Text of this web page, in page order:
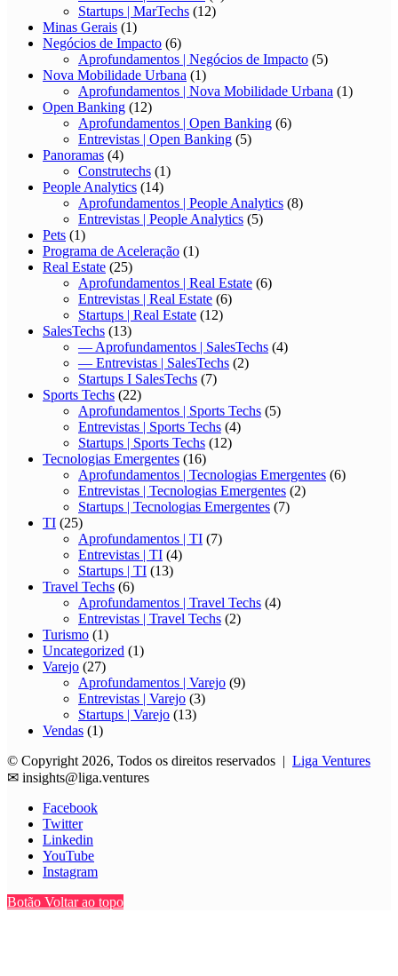
Startups | MarTechs (12)
Minas Gerais (1)
Negócios de Impacto (6)
Aprofundamentos | Negócios de Impacto (5)
Nova Mobilidade Urbana (1)
Aprofundamentos | Nova Mobilidade Urbana (1)
Open Banking (12)
Aprofundamentos | Open Banking (6)
Entrevistas | Open Banking (5)
Panoramas (4)
Construtechs (1)
People Analytics (14)
Aprofundamentos | People Analytics (8)
Entrevistas | People Analytics (5)
Pets (1)
Programa de Aceleração (1)
Real Estate (25)
Aprofundamentos | Real Estate (6)
Entrevistas | Real Estate (6)
Startups | Real Estate (12)
SalesTechs (13)
— Aprofundamentos | SalesTechs (4)
— Entrevistas | SalesTechs (2)
Startups I SalesTechs (7)
Sports Techs (22)
Aprofundamentos | Sports Techs (5)
Entrevistas | Sports Techs (4)
Startups | Sports Techs (12)
Tecnologias Emergentes (16)
Aprofundamentos | Tecnologias Emergentes (6)
Entrevistas | Tecnologias Emergentes (2)
Startups | Tecnologias Emergentes (7)
TI (25)
Aprofundamentos | TI (7)
Entrevistas | TI (4)
Startups | TI (13)
Travel Techs (6)
Aprofundamentos | Travel Techs (4)
Entrevistas | Travel Techs (2)
Turismo (1)
Uncategorized (1)
Varejo (27)
Aprofundamentos | Varejo (9)
Entrevistas | Varejo (3)
Startups | Varejo (13)
Vendas (1)
© Copyright 2026, Todos os direitos reservados | Liga Ventures
✉ insights@liga.ventures
Facebook
Twitter
Linkedin
YouTube
Instagram
Botão Voltar ao topo